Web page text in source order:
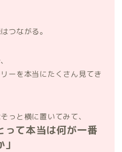
つながる。
ーを本当にたくさん見てき
っと横に置いてみて、
って本当は何が一番